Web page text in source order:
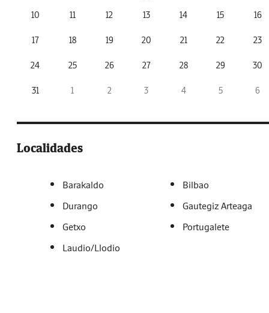
10 11 12 13 14 15 16
17 18 19 20 21 22 23
24 25 26 27 28 29 30
31 1 2 3 4 5 6
Localidades
Barakaldo
Bilbao
Durango
Gautegiz Arteaga
Getxo
Portugalete
Laudio/Llodio